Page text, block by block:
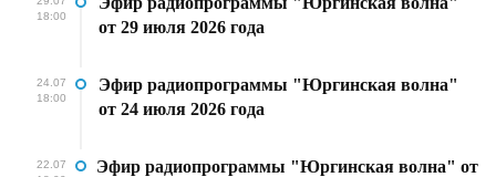
18:00
от 29 июля 2026 года
24.07
18:00
Эфир радиопрограммы "Юргинская волна"
от 24 июля 2026 года
22.07
Эфир радиопрограммы "Юргинская волна" от